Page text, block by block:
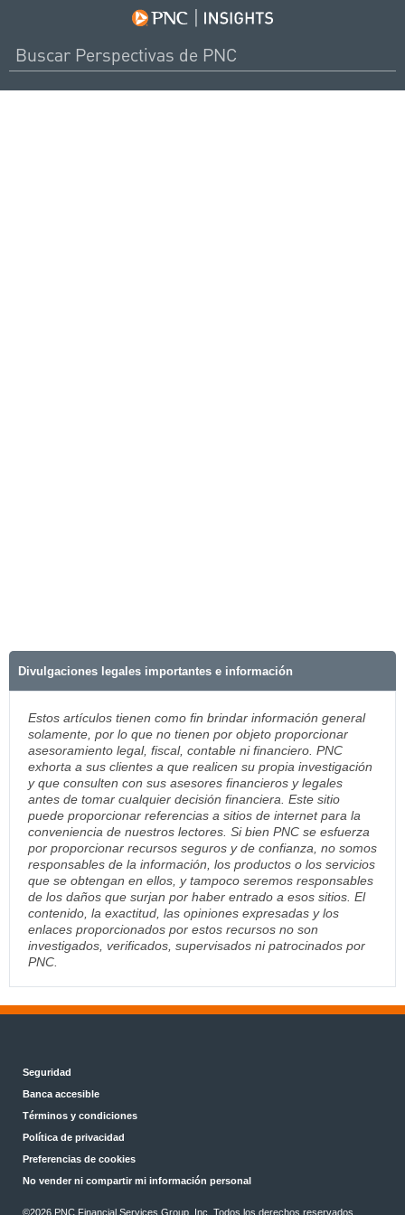
Divulgaciones legales importantes e información
Estos artículos tienen como fin brindar información general
solamente, por lo que no tienen por objeto proporcionar
asesoramiento legal, fiscal, contable ni financiero. PNC
exhorta a sus clientes a que realicen su propia investigación
y que consulten con sus asesores financieros y legales
antes de tomar cualquier decisión financiera. Este sitio
puede proporcionar referencias a sitios de internet para la
conveniencia de nuestros lectores. Si bien PNC se esfuerza
por proporcionar recursos seguros y de confianza, no somos
responsables de la información, los productos o los servicios
que se obtengan en ellos, y tampoco seremos responsables
de los daños que surjan por haber entrado a esos sitios. El
contenido, la exactitud, las opiniones expresadas y los
enlaces proporcionados por estos recursos no son
investigados, verificados, supervisados ni patrocinados por
PNC.
Seguridad
Banca accesible
Términos y condiciones
Política de privacidad
Preferencias de cookies
No vender ni compartir mi información personal
©2026 PNC Financial Services Group, Inc. Todos los derechos reservados.